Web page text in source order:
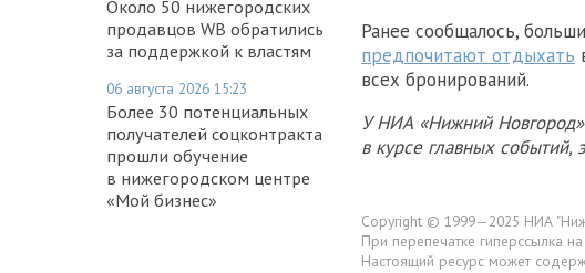
Около 50 нижегородских
продавцов WB обратились
за поддержкой к властям
06 августа 2026 15:23
Более 30 потенциальных
получателей соцконтракта
прошли обучение
в нижегородском центре
«Мой бизнес»
Ранее сообщалось,
предпочитают отдыхать
всех бронирований.
У НИА «Нижний
в курсе главных
Copyright © 1999—2025 НИА
При перепечатке гиперссылка
Настоящий ресурс может